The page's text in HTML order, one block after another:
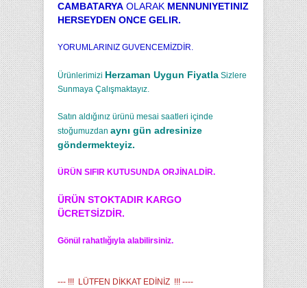
CAMBATARYA OLARAK MENNUNIYETINIZ
HERSEYDEN ONCE GELIR.
YORUMLARINIZ GUVENCEMİZDİR.
Ürünlerimizi Herzaman Uygun Fiyatla Sizlere
Sunmaya Çalışmaktayız.
Satın aldığınız ürünü mesai saatleri içinde
stoğumuzdan aynı gün adresinize
göndermekteyiz.
ÜRÜN SIFIR KUTUSUNDA ORJİNALDİR.
ÜRÜN STOKTADIR KARGO
ÜCRETSİZDİR.
Gönül rahatlığıyla alabilirsiniz.
--- !!! LÜTFEN DİKKAT EDİNİZ !!! ----